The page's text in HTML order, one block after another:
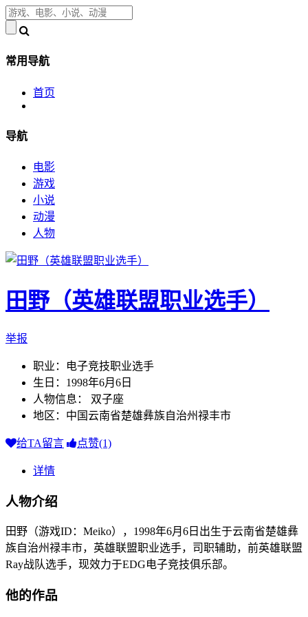
常用导航
首页
导航
电影
游戏
小说
动漫
人物
田野（英雄联盟职业选手）
举报
职业：电子竞技职业选手
生日：1998年6月6日
人物信息： 双子座
地区：中国云南省楚雄彝族自治州禄丰市
给TA留言 点赞(1)
详情
人物介绍
田野（游戏ID：Meiko），1998年6月6日出生于云南省楚雄彝
族自治州禄丰市，英雄联盟职业选手，司职辅助，前英雄联盟
Ray战队选手，现效力于EDG电子竞技俱乐部。
他的作品